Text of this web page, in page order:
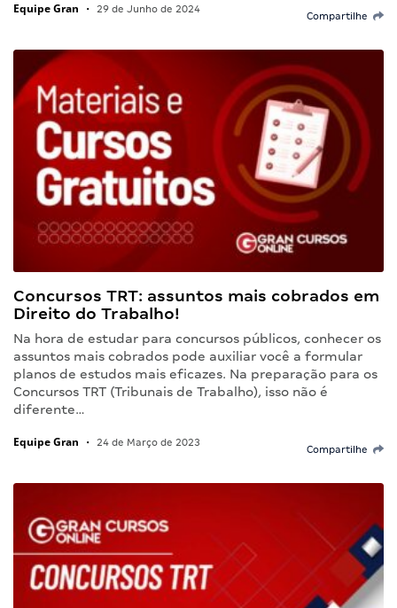
Equipe Gran • 29 de Junho de 2024
Compartilhe
Concursos TRT: assuntos mais cobrados em
Direito do Trabalho!
Na hora de estudar para concursos públicos, conhecer os
assuntos mais cobrados pode auxiliar você a formular
planos de estudos mais eficazes. Na preparação para os
Concursos TRT (Tribunais de Trabalho), isso não é
diferente…
Equipe Gran • 24 de Março de 2023
Compartilhe